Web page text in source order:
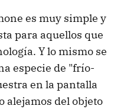
es muy simple y
para aquellos que
Y lo mismo se
especie de "frío-
en la pantalla
alejamos del objeto